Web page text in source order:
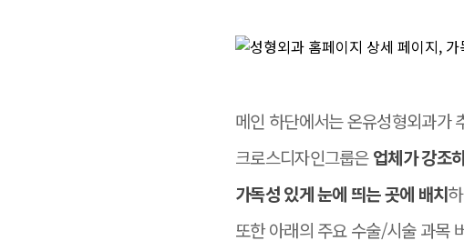
메인 하단에서는 온유성형외과가
크로스디자인그룹은업체가 강조
가독성 있게 눈에 띄는 곳에 배치
또한 아래의 주요 수술/시술 과목